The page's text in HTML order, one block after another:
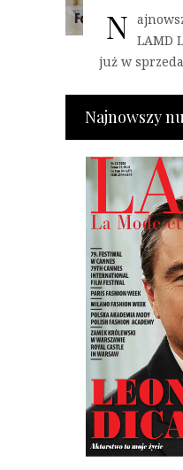
N LAMD
już w
Najnowszy